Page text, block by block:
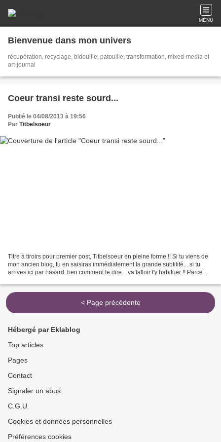
MENU
Bienvenue dans mon univers
récupération, recyclage, bidouille, patouille, transformation, mixed-media et
art-journal
Coeur transi reste sourd...
Publié le 04/08/2013 à 19:56
Par Titbelsoeur
Titre à tiroirs pour premier post, Titbelsoeur en pleine forme !! Si tu viens de
mon ancien blog, tu en saisiras immédiatement la grande subtilité... si tu
arrives ici par hasard, ben comment te dire... va falloir t'y habituer !! Parce
< Page précédente
Hébergé par Eklablog
Top articles
Pages
Contact
Signaler un abus
C.G.U.
Cookies et données personnelles
Préférences cookies